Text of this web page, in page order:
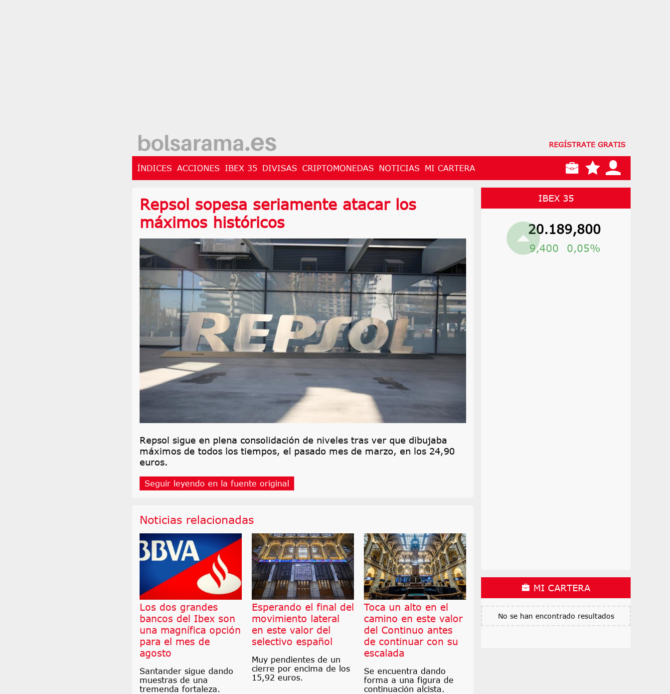
REGÍSTRATE GRATIS
ÍNDICES ACCIONES IBEX 35 DIVISAS CRIPTOMONEDAS NOTICIAS MI CARTERA
Repsol sopesa seriamente atacar los
máximos históricos
Repsol sigue en plena consolidación de niveles tras ver que dibujaba
máximos de todos los tiempos, el pasado mes de marzo, en los 24,90
euros.
Seguir leyendo en la fuente original
Noticias relacionadas
Los dos grandes
bancos del Ibex son
una magnífica opción
para el mes de
agosto
Santander sigue dando
muestras de una
tremenda fortaleza.
Esperando el final del
movimiento lateral
en este valor del
selectivo español
Muy pendientes de un
cierre por encima de los
15,92 euros.
Toca un alto en el
camino en este valor
del Continuo antes
de continuar con su
escalada
Se encuentra dando
forma a una figura de
continuación alcista.
IBEX 35
20.189,800
9,400 0,05%
MI CARTERA
No se han encontrado resultados